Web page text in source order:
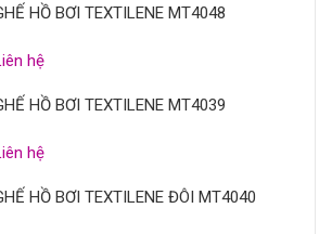
HỒ BƠI TEXTILENE MT4048
hệ
HỒ BƠI TEXTILENE MT4039
hệ
HỒ BƠI TEXTILENE ĐÔI MT4040